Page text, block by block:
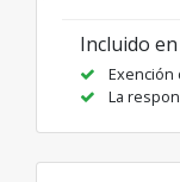
Incluido
Exención
La